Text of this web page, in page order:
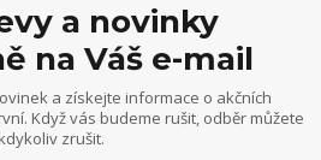
a novinky
na Váš e-mail
a získejte informace o akčních
Když vás budeme rušit, odběr můžete
kdykoliv zrušit.